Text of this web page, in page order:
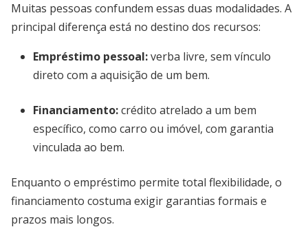
Muitas pessoas confundem essas duas modalidades. A
principal diferença está no destino dos recursos:
Empréstimo pessoal:verba livre, sem vínculo
direto com a aquisição de um bem.
Financiamento:crédito atrelado a um bem
específico, como carro ou imóvel, com garantia
vinculada ao bem.
Enquanto o empréstimo permite total flexibilidade, o
financiamento costuma exigir garantias formais e
prazos mais longos.